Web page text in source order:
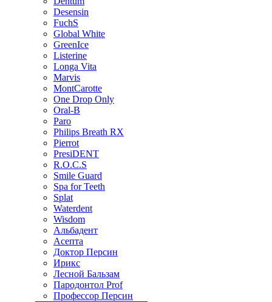
Desensin
FuchS
Global White
GreenIce
Listerine
Longa Vita
Marvis
MontCarotte
One Drop Only
Oral-B
Paro
Philips Breath RX
Pierrot
PresiDENT
R.O.C.S
Smile Guard
Spa for Teeth
Splat
Waterdent
Wisdom
Альбадент
Асепта
Доктор Персин
Ирикс
Лесной Бальзам
Пародонтол Prof
Профессор Персин